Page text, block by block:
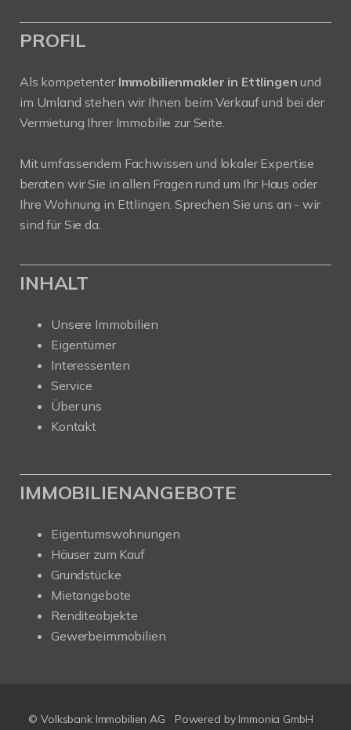
PROFIL
Als kompetenter Immobilienmakler in Ettlingen und
im Umland stehen wir Ihnen beim Verkauf und bei der
Vermietung Ihrer Immobilie zur Seite.
Mit umfassendem Fachwissen und lokaler Expertise
beraten wir Sie in allen Fragen rund um Ihr Haus oder
Ihre Wohnung in Ettlingen. Sprechen Sie uns an - wir
sind für Sie da.
INHALT
Unsere Immobilien
Eigentümer
Interessenten
Service
Über uns
Kontakt
IMMOBILIENANGEBOTE
Eigentumswohnungen
Häuser zum Kauf
Grundstücke
Mietangebote
Renditeobjekte
Gewerbeimmobilien
© Volksbank Immobilien AG Powered by Immonia GmbH